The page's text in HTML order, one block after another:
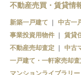
不動産売買・賃貸情
新築一戸建て 中古一
事業投資用物件
賃貸
不動産売却査定
中古
一戸建て・一軒家売却査
マンションライブラリー